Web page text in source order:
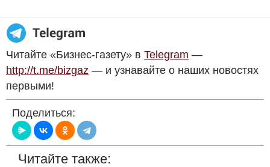
Читайте «Бизнес-газету» в Telegram —
http://t.me/bizgaz — и узнавайте о наших новостях
первыми!
Поделиться:
Читайте также: